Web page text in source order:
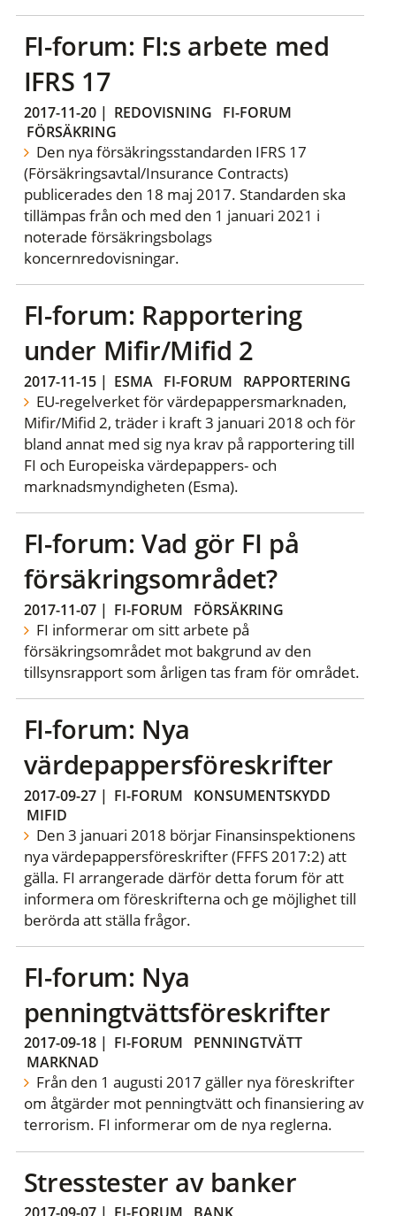
FI-forum: FI:s arbete med
IFRS 17
2017-11-20| REDOVISNING
FI-FORUM
FÖRSÄKRING
Den nya försäkringsstandarden IFRS 17
(Försäkringsavtal/Insurance Contracts)
publicerades den 18 maj 2017. Standarden ska
tillämpas från och med den 1 januari 2021 i
noterade försäkringsbolags
koncernredovisningar.
FI-forum: Rapportering
under Mifir/Mifid 2
2017-11-15| ESMA FI-FORUM RAPPORTERING
EU-regelverket för värdepappersmarknaden,
Mifir/Mifid 2, träder i kraft 3 januari 2018 och för
bland annat med sig nya krav på rapportering till
FI och Europeiska värdepappers- och
marknadsmyndigheten (Esma).
FI-forum: Vad gör FI på
försäkringsområdet?
2017-11-07| FI-FORUM FÖRSÄKRING
FI informerar om sitt arbete på
försäkringsområdet mot bakgrund av den
tillsynsrapport som årligen tas fram för området.
FI-forum: Nya
värdepappersföreskrifter
2017-09-27| FI-FORUM
KONSUMENTSKYDD
MIFID
Den 3 januari 2018 börjar Finansinspektionens
nya värdepappersföreskrifter (FFFS 2017:2) att
gälla. FI arrangerade därför detta forum för att
informera om föreskrifterna och ge möjlighet till
berörda att ställa frågor.
FI-forum: Nya
penningtvättsföreskrifter
2017-09-18| FI-FORUM
PENNINGTVÄTT
MARKNAD
Från den 1 augusti 2017 gäller nya föreskrifter
om åtgärder mot penningtvätt och finansiering av
terrorism. FI informerar om de nya reglerna.
Stresstester av banker